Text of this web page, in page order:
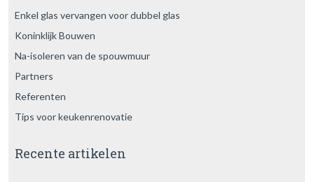
Enkel glas vervangen voor dubbel glas
Koninklijk Bouwen
Na-isoleren van de spouwmuur
Partners
Referenten
Tips voor keukenrenovatie
Recente artikelen